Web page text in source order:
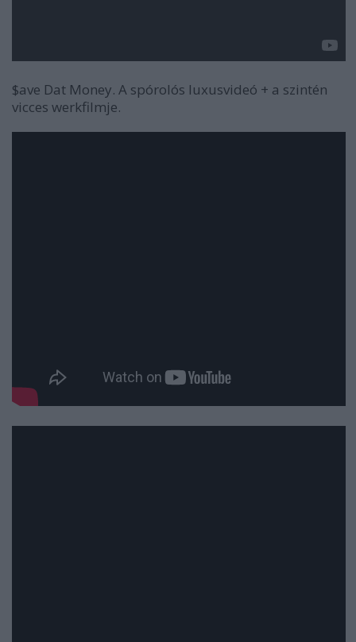
$ave Dat Money. A spórolós luxusvideó + a szintén
vicces werkfilmje.